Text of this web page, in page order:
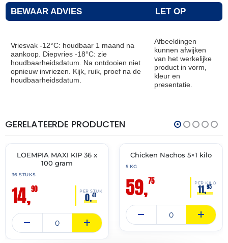
BEWAAR ADVIES LET OP
Vriesvak -12°C: houdbaar 1 maand na
aankoop. Diepvries -18°C: zie
houdbaarheidsdatum. Na ontdooien niet
opnieuw invriezen. Kijk, ruik, proef na de
houdbaarheidsdatum.
Afbeeldingen
kunnen afwijken
van het werkelijke
product in vorm,
kleur en
presentatie.
GERELATEERDE PRODUCTEN
🔥 OP=OP
THT:
19-
LOEMPIA MAXI KIP 36 x
100 gram
36 STUKS
14,90 PER STUK
0,41
✓ VAST ASSORTIMENT
Chicken Nachos 5×1 kilo
5 KG
59,75 PER KILO
11,95